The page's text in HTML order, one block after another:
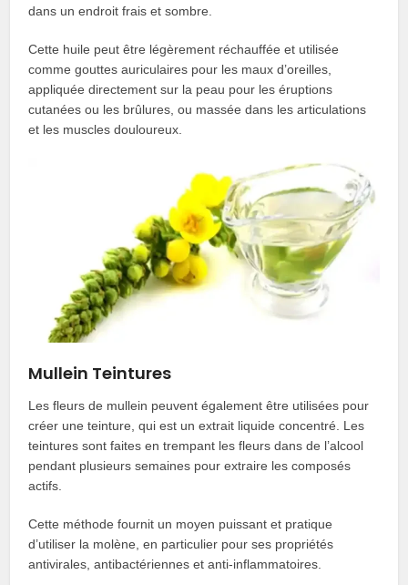
dans un endroit frais et sombre.
Cette huile peut être légèrement réchauffée et utilisée
comme gouttes auriculaires pour les maux d’oreilles,
appliquée directement sur la peau pour les éruptions
cutanées ou les brûlures, ou massée dans les articulations
et les muscles douloureux.
Mullein Teintures
Les fleurs de mullein peuvent également être utilisées pour
créer une teinture, qui est un extrait liquide concentré. Les
teintures sont faites en trempant les fleurs dans de l’alcool
pendant plusieurs semaines pour extraire les composés
actifs.
Cette méthode fournit un moyen puissant et pratique
d’utiliser la molène, en particulier pour ses propriétés
antivirales, antibactériennes et anti-inflammatoires.